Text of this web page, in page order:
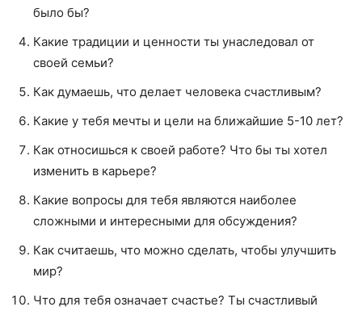
было бы?
Какие традиции и ценности ты унаследовал от
своей семьи?
Как думаешь, что делает человека счастливым?
Какие у тебя мечты и цели на ближайшие 5-10 лет?
Как относишься к своей работе? Что бы ты хотел
изменить в карьере?
Какие вопросы для тебя являются наиболее
сложными и интересными для обсуждения?
Как считаешь, что можно сделать, чтобы улучшить
мир?
Что для тебя означает счастье? Ты счастливый